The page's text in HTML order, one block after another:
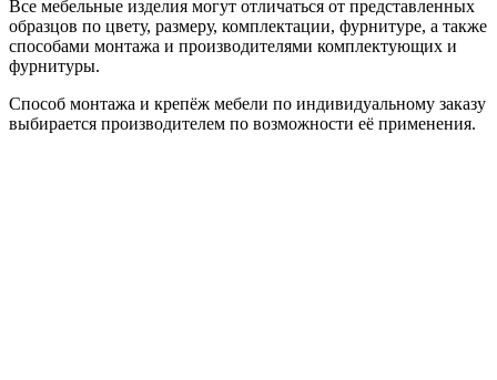
Все мебельные изделия могут отличаться от представленных
образцов по цвету, размеру, комплектации, фурнитуре, а также
способами монтажа и производителями комплектующих и
фурнитуры.
Способ монтажа и крепёж мебели по индивидуальному заказу
выбирается производителем по возможности её применения.